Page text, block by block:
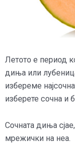
Летото е период
диња или
избереме
изберете сочна и
Сочната диња
мрежички на неа.